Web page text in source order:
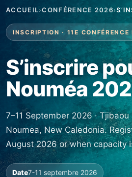
ACCUEIL›CONFÉRENCE 2026›
INSCRIPTION · 11E
S’inscrire
Nouméa
7–11 September 2026 ·
Noumea, New Caledonia.
August 2026 or when capacity
Date7-11 septembre 2026